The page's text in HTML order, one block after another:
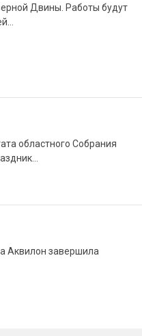
Двины. Работы будут
областного Собрания
Аквилон завершила